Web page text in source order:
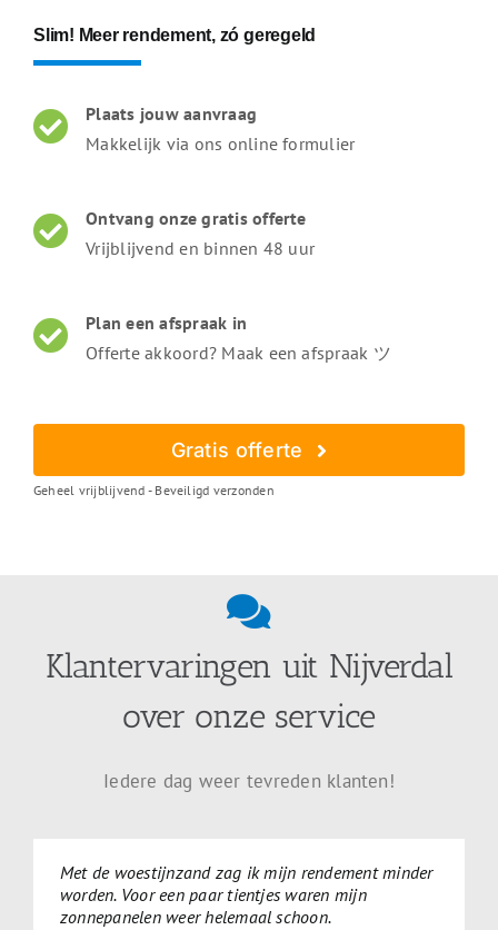
Slim! Meer rendement, zó geregeld
Plaats jouw aanvraag
Makkelijk via ons online formulier
Ontvang onze gratis offerte
Vrijblijvend en binnen 48 uur
Plan een afspraak in
Offerte akkoord? Maak een afspraak ツ
Gratis offerte
Geheel vrijblijvend - Beveiligd verzonden
Klantervaringen uit Nijverdal
over onze service
Iedere dag weer tevreden klanten!
Met de woestijnzand zag ik mijn rendement minder
worden. Voor een paar tientjes waren mijn
zonnepanelen weer helemaal schoon.